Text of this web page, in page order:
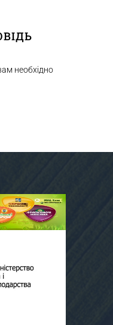
необхідно